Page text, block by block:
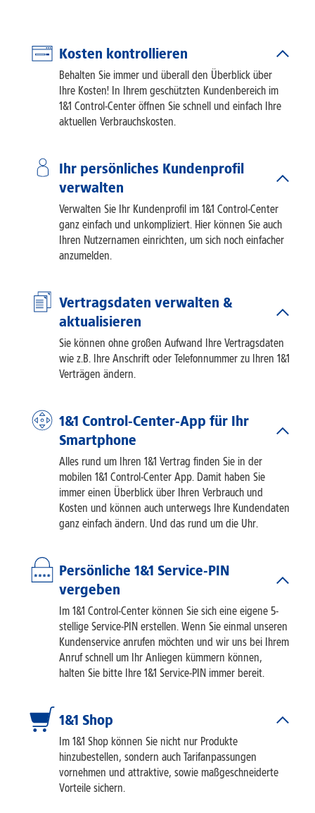
Kosten kontrollieren
Behalten Sie immer und überall den Überblick über
Ihre Kosten! In Ihrem geschützten Kundenbereich im
1&1 Control-Center öffnen Sie schnell und einfach Ihre
aktuellen Verbrauchskosten.
Ihr persönliches Kundenprofil
verwalten
Verwalten Sie Ihr Kundenprofil im 1&1 Control-Center
ganz einfach und unkompliziert. Hier können Sie auch
Ihren Nutzernamen einrichten, um sich noch einfacher
anzumelden.
Vertragsdaten verwalten &
aktualisieren
Sie können ohne großen Aufwand Ihre Vertragsdaten
wie z.B. Ihre Anschrift oder Telefonnummer zu Ihren 1&1
Verträgen ändern.
1&1 Control-Center-App für Ihr
Smartphone
Alles rund um Ihren 1&1 Vertrag finden Sie in der
mobilen 1&1 Control-Center App. Damit haben Sie
immer einen Überblick über Ihren Verbrauch und
Kosten und können auch unterwegs Ihre Kundendaten
ganz einfach ändern. Und das rund um die Uhr.
Persönliche 1&1 Service-PIN
vergeben
Im 1&1 Control-Center können Sie sich eine eigene 5-
stellige Service-PIN erstellen. Wenn Sie einmal unseren
Kundenservice anrufen möchten und wir uns bei Ihrem
Anruf schnell um Ihr Anliegen kümmern können,
halten Sie bitte Ihre 1&1 Service-PIN immer bereit.
1&1 Shop
Im 1&1 Shop können Sie nicht nur Produkte
hinzubestellen, sondern auch Tarifanpassungen
vornehmen und attraktive, sowie maßgeschneiderte
Vorteile sichern.